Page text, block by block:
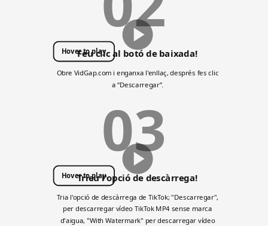
Hover to play
Feu clic al botó de baixada!
Obre VidGap.com i enganxa l'enllaç, després fes clic
a “Descarregar”.
03
Hover to play
Trieu l'opció de descàrrega!
Tria l'opció de descàrrega de TikTok; "Descarregar",
per descarregar vídeo TikTok MP4 sense marca
d'aigua, "With Watermark" per descarregar vídeo